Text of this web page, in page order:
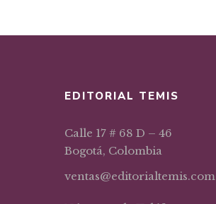
EDITORIAL TEMIS
Calle 17 # 68 D – 46
Bogotá, Colombia
ventas@editorialtemis.com